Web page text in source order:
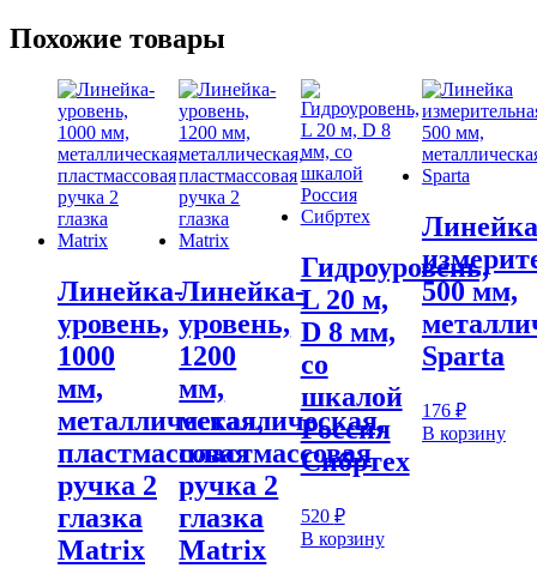
Похожие товары
Линейка-
уровень,
1000
мм,
металлическая,
пластмассовая
ручка 2
глазка
Matrix
Линейка-
уровень,
1200
мм,
металлическая,
пластмассовая
ручка 2
глазка
Matrix
Гидроуровень,
L 20 м,
D 8 мм,
со
шкалой
Россия
Сибртех
520 ₽
В корзину
Линейка
500 мм,
Sparta
176 ₽
В корзину